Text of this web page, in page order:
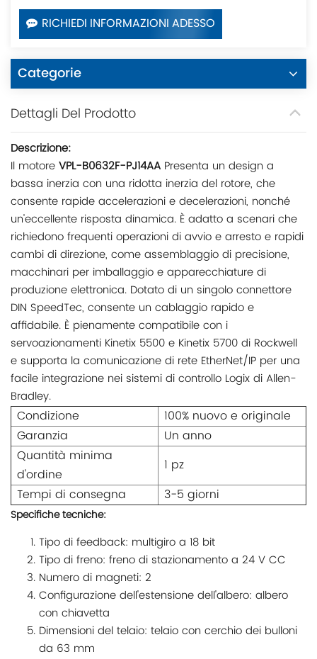
RICHIEDI INFORMAZIONI ADESSO
Categorie
Dettagli Del Prodotto
Descrizione:
Il motore VPL-B0632F-PJ14AA Presenta un design a
bassa inerzia con una ridotta inerzia del rotore, che
consente rapide accelerazioni e decelerazioni, nonché
un'eccellente risposta dinamica. È adatto a scenari che
richiedono frequenti operazioni di avvio e arresto e rapidi
cambi di direzione, come assemblaggio di precisione,
macchinari per imballaggio e apparecchiature di
produzione elettronica. Dotato di un singolo connettore
DIN SpeedTec, consente un cablaggio rapido e
affidabile. È pienamente compatibile con i
servoazionamenti Kinetix 5500 e Kinetix 5700 di Rockwell
e supporta la comunicazione di rete EtherNet/IP per una
facile integrazione nei sistemi di controllo Logix di Allen-
Bradley.
Condizione
100% nuovo e originale
Garanzia
Un anno
Quantità minima
d'ordine
1 pz
Tempi di consegna
3-5 giorni
Specifiche tecniche:
Tipo di feedback: multigiro a 18 bit
Tipo di freno: freno di stazionamento a 24 V CC
Numero di magneti: 2
Configurazione dell'estensione dell'albero: albero
con chiavetta
Dimensioni del telaio: telaio con cerchio dei bulloni
da 63 mm